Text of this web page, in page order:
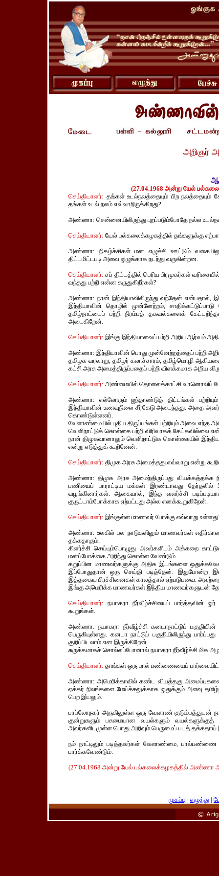
அறிஞர்
(27.04.1968 அன்று யேல்
செய்தியாளர்: தங்கள் உடல்நலத்தையும் பிற நலத்தையும்
தங்கள் உடல் நலம் எவ்வாறிருக்கிறது?
அண்ணா: சென்னையிலிருந்து புறப்படும்போதே நல்ல
செய்தியாளர்: யேல் பல்கலைக்கழகத்தில் தங்களுக்கு
அண்ணா: நிகழ்ச்சிகள் மன எழுச்சி ஊட்டும்
திட்டமிட்டபடி அவை ஒழுங்காக நடந்து வருகின்றன.
செய்தியாளர்: சப் திட்டத்தில் பெரிய பிரமுகர்கள்
வந்தது பற்றி என்ன கருதுகிறீர்கள்?
அண்ணா: நான் இந்தியாவிலிருந்து வந்தேன் என்பதால்,
இந்தியாவின் தொழில் முன்னேற்றம்,
தமிழ்நாட்டைப் பற்றி நிரம்பத் தகவல்களைக்
அடைகிறேன்.
செய்தியாளர்: இங்கு இந்தியாவைப் பற்றி அறிய ஆர்வம்
அண்ணா: இந்தியாவின் பொது முன்னேற்றத்தைப் பற்றி
தமிழக வரலாறு, தமிழர் கலாச்சாரம், தமிழ்மொழி
கட்சி அரசு அமைத்திருப்பதைப் பற்றி விளக்கமாக அறிய
செய்தியாளர்: அண்மையில் தொலைக்காட்சி வானொலிப்
அண்ணா: எல்லோரும் ஐந்தாண்டுத் திட்டங்கள்
இந்தியாவின் உணவுநிலை சீர்கேடு அடைந்தது. அதை
கொண்டுள்ளனர்.
வேளாண்மையில் புதிய திருப்பங்கள் பற்றியும் அவை எந்த
வெளிநாட்டுக் கொள்கை பற்றி விரிவாகக் கேட்கவில்லை
நான் திமுகவானாலும் வெளிநாட்டுக கொள்கையில்
என்று எடுத்துக் கூறினேன்.
செய்தியாளர்: திமுக அரசு அமைத்தது எவ்வாறு என்று
அண்ணா: திமுக அரசு அமைந்திருப்பது வியக்கத்தக்க
பணியைப் பாராட்டிய மக்கள் இரண்டாவது
வழங்கினார்கள். ஆகையால், இந்த வளர்ச்சி
குருட்டாம்போக்காக ஏற்பட்டது அல்ல எனக்கூறுகிறேன்.
செய்தியாளர்: இங்குள்ள மாணவர் போக்கு எவ்வாறு
அண்ணா: உலகில் பல நாடுகளிலும் மாணவர்கள்
தக்கதாகும்.
கிளர்ச்சி செய்யும்பொழுது அவர்களிடம் அக்கறை
மனப்போக்கை அறிந்து கொள்ள வேண்டும்.
கறுப்பின மாணவர்களுக்கு அதிக இடங்களை
இப்போதுதான் ஒரு செய்தி படித்தேன். இதுபோன்ற
இத்தகைய பிரச்சினைகள் காலத்தால் ஏற்படுபவை. அவற்றை
இங்கு அமெரிக்க மாணவர்கள் இந்திய மாணவர்களுடன்
செய்தியாளர்: நயாகரா நீர்வீழ்ச்சியைப் பார்த்தவின்
கூறுங்கள்.
அண்ணா: நயாகரா நீர்வீழ்ச்சி கனடாநாட்டுப்
பெருகியுள்ளது. கனடா நாட்டுப் பகுதியிலிருந்து
குறிப்பிடலாம் என இருக்கிறேன்.
சுருக்கமாகச் சொல்லப்போனால் நயாகரா நீர்வீழ்ச்சி மிக
செய்தியாளர்: தாங்கள் ஒரு பால் பண்ணையைப்
அண்ணா: அமெரிக்காவில் கண்ட வியத்தகு அமைப்புகளைத்
ஏக்கர் நிலங்களை மேய்ச்சலுக்காக ஒதுக்கும் அளவு
பெற இயலும்.
பாப்லோநகர் அருகிலுள்ள ஒரு வேளாண் குடும்பத்துடன்
குன்றுகளும் பசுமையான வயல்களும்
அவர்களிடமுள்ள பொது அறிவும் பெருமைப் படத் தக்கதாய்
நம் நாட்டிலும் படித்தவர்கள் வேளாண்மை, பால்பண்ணை
பார்க்கவேண்டும்.
(27.04.1968 அன்று யேல் பல்கலைக்கழகத்தில் அண்ணா
முகப்பு | எழுத்து |